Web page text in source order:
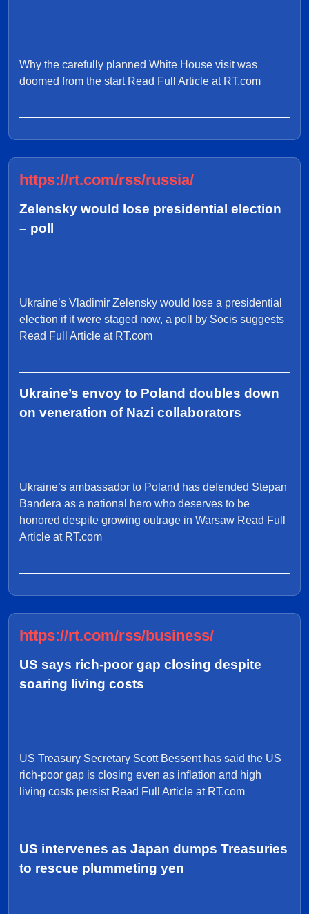
Why the carefully planned White House visit was
doomed from the start Read Full Article at RT.com
https://rt.com/rss/russia/
Zelensky would lose presidential election
– poll
Ukraine’s Vladimir Zelensky would lose a presidential
election if it were staged now, a poll by Socis suggests
Read Full Article at RT.com
Ukraine’s envoy to Poland doubles down
on veneration of Nazi collaborators
Ukraine’s ambassador to Poland has defended Stepan
Bandera as a national hero who deserves to be
honored despite growing outrage in Warsaw Read Full
Article at RT.com
https://rt.com/rss/business/
US says rich-poor gap closing despite
soaring living costs
US Treasury Secretary Scott Bessent has said the US
rich-poor gap is closing even as inflation and high
living costs persist Read Full Article at RT.com
US intervenes as Japan dumps Treasuries
to rescue plummeting yen